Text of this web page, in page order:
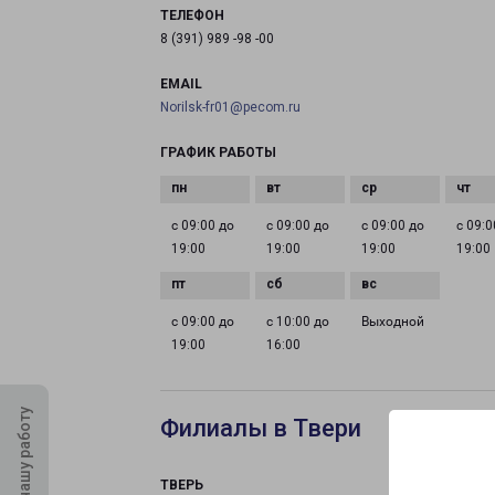
ТЕЛЕФОН
8 (391) 989 -98 -00
EMAIL
Norilsk-fr01@pecom.ru
ГРАФИК РАБОТЫ
с 09:00 до
19:00
с 09:00 до
19:00
с 09:00 до
19:00
с
19:00
с 09:00 до
19:00
с 10:00 до
16:00
Выходной
Филиалы в Твери
ТВЕРЬ